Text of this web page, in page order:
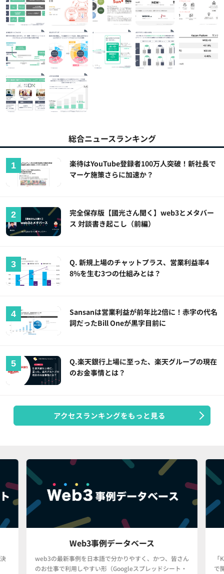
総合ニュースランキング
楽待はYouTube登録者100万人突破！新社長で
マーケ施策さらに加速か？
完全保存版【國光さん聞く】web3とメタバー
ス 対談書き起こし（前編）
Q. 新規上場のチャットプラス、営業利益率4
8%を生む3つの仕組みとは？
Sansanは営業利益が前年比2倍に！赤字の代名
詞だったBill Oneが黒字目前に
Q.楽天銀行上場に至った、楽天グループの現在
のお金事情とは？
アクセスランキングをもっと見る
Web3事例データベース
web3の最新事例を日本語で分かりやすく、かつ、皆さん
のお仕事で利用しやすい形（Googleスプレッドシート・
で